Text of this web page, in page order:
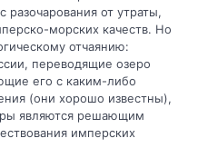
разочарования от утраты,
морских качеств. Но
отчаянию:
переводящие озеро
его с каким-либо
(они хорошо известны),
являются решающим
имперских